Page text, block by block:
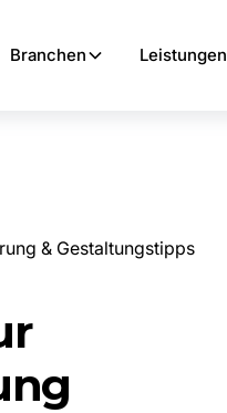
Branchen Leistungen
& Gestaltungstipps